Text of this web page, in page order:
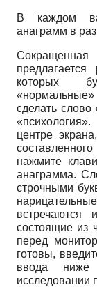
В каждом
анаграмм в
которых
сделать слово
центре
нажмите
анаграмма.
строчными
встречаются
состоящие из
перед
готовы,
ввода
исследовании